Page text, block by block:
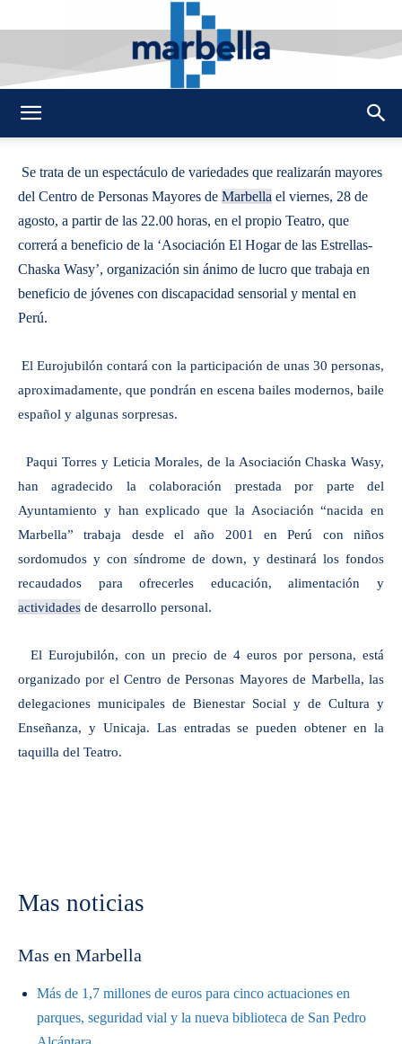
Se trata de un espectáculo de variedades que realizarán mayores
del Centro de Personas Mayores de Marbella el viernes, 28 de
agosto, a partir de las 22.00 horas, en el propio Teatro, que
correrá a beneficio de la ‘Asociación El Hogar de las Estrellas-
Chaska Wasy’, organización sin ánimo de lucro que trabaja en
beneficio de jóvenes con discapacidad sensorial y mental en
Perú.
El Eurojubilón contará con la participación de unas 30 personas,
aproximadamente, que pondrán en escena bailes modernos, baile
español y algunas sorpresas.
Paqui Torres y Leticia Morales, de la Asociación Chaska Wasy,
han agradecido la colaboración prestada por parte del
Ayuntamiento y han explicado que la Asociación “nacida en
Marbella” trabaja desde el año 2001 en Perú con niños
sordomudos y con síndrome de down, y destinará los fondos
recaudados para ofrecerles educación, alimentación y
actividades de desarrollo personal.
El Eurojubilón, con un precio de 4 euros por persona, está
organizado por el Centro de Personas Mayores de Marbella, las
delegaciones municipales de Bienestar Social y de Cultura y
Enseñanza, y Unicaja. Las entradas se pueden obtener en la
taquilla del Teatro.
Mas noticias
Mas en Marbella
Más de 1,7 millones de euros para cinco actuaciones en
parques, seguridad vial y la nueva biblioteca de San Pedro